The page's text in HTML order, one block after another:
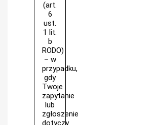
(art.
6
ust.
1 lit.
b
RODO)
– w
przypadku,
gdy
Twoje
zapytanie
lub
zgłoszenie
dotyczy